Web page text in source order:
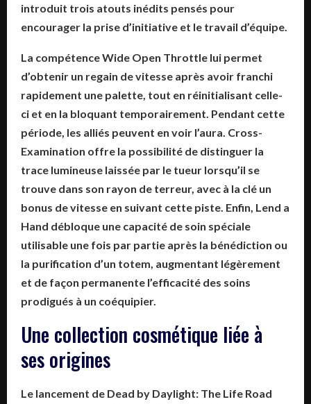
introduit trois atouts inédits pensés pour
encourager la prise d’initiative et le travail d’équipe.
La compétence Wide Open Throttle lui permet
d’obtenir un regain de vitesse après avoir franchi
rapidement une palette, tout en réinitialisant celle-
ci et en la bloquant temporairement. Pendant cette
période, les alliés peuvent en voir l’aura. Cross-
Examination offre la possibilité de distinguer la
trace lumineuse laissée par le tueur lorsqu’il se
trouve dans son rayon de terreur, avec à la clé un
bonus de vitesse en suivant cette piste. Enfin, Lend a
Hand débloque une capacité de soin spéciale
utilisable une fois par partie après la bénédiction ou
la purification d’un totem, augmentant légèrement
et de façon permanente l’efficacité des soins
prodigués à un coéquipier.
Une collection cosmétique liée à
ses origines
Le lancement de Dead by Daylight: The Life Road